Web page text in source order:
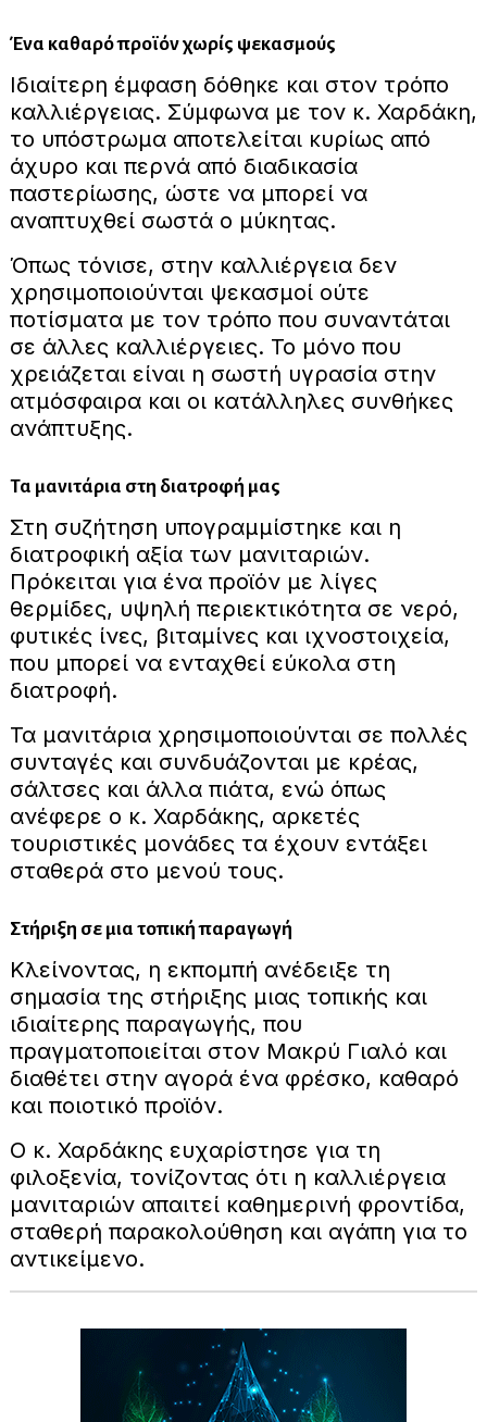
Ένα καθαρό προϊόν χωρίς ψεκασμούς
Ιδιαίτερη έμφαση δόθηκε και στον τρόπο
καλλιέργειας. Σύμφωνα με τον κ. Χαρδάκη,
το υπόστρωμα αποτελείται κυρίως από
άχυρο και περνά από διαδικασία
παστερίωσης, ώστε να μπορεί να
αναπτυχθεί σωστά ο μύκητας.
Όπως τόνισε, στην καλλιέργεια δεν
χρησιμοποιούνται ψεκασμοί ούτε
ποτίσματα με τον τρόπο που συναντάται
σε άλλες καλλιέργειες. Το μόνο που
χρειάζεται είναι η σωστή υγρασία στην
ατμόσφαιρα και οι κατάλληλες συνθήκες
ανάπτυξης.
Τα μανιτάρια στη διατροφή μας
Στη συζήτηση υπογραμμίστηκε και η
διατροφική αξία των μανιταριών.
Πρόκειται για ένα προϊόν με λίγες
θερμίδες, υψηλή περιεκτικότητα σε νερό,
φυτικές ίνες, βιταμίνες και ιχνοστοιχεία,
που μπορεί να ενταχθεί εύκολα στη
διατροφή.
Τα μανιτάρια χρησιμοποιούνται σε πολλές
συνταγές και συνδυάζονται με κρέας,
σάλτσες και άλλα πιάτα, ενώ όπως
ανέφερε ο κ. Χαρδάκης, αρκετές
τουριστικές μονάδες τα έχουν εντάξει
σταθερά στο μενού τους.
Στήριξη σε μια τοπική παραγωγή
Κλείνοντας, η εκπομπή ανέδειξε τη
σημασία της στήριξης μιας τοπικής και
ιδιαίτερης παραγωγής, που
πραγματοποιείται στον Μακρύ Γιαλό και
διαθέτει στην αγορά ένα φρέσκο, καθαρό
και ποιοτικό προϊόν.
Ο κ. Χαρδάκης ευχαρίστησε για τη
φιλοξενία, τονίζοντας ότι η καλλιέργεια
μανιταριών απαιτεί καθημερινή φροντίδα,
σταθερή παρακολούθηση και αγάπη για το
αντικείμενο.